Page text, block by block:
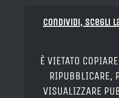
Condividi, Scegli
È VIETATO
RIPUBBLICARE,
VISUALIZZARE